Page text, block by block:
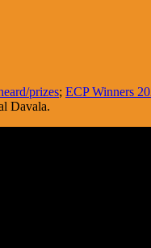
prizes; ECP Winners
Davala.